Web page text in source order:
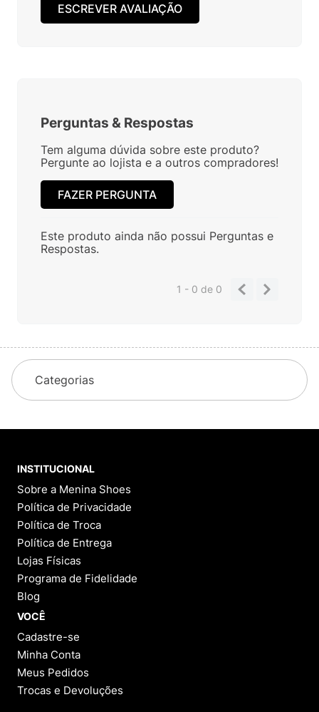
ESCREVER AVALIAÇÃO
Perguntas & Respostas
Tem alguma dúvida sobre este produto?
Pergunte ao lojista e a outros compradores!
FAZER PERGUNTA
Este produto ainda não possui Perguntas e
Respostas.
1 - 0de 0
Categorias
INSTITUCIONAL
Sobre a Menina Shoes
Política de Privacidade
Política de Troca
Política de Entrega
Lojas Físicas
Programa de Fidelidade
Blog
VOCÊ
Cadastre-se
Minha Conta
Meus Pedidos
Trocas e Devoluções